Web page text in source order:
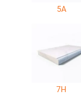
5A
7H